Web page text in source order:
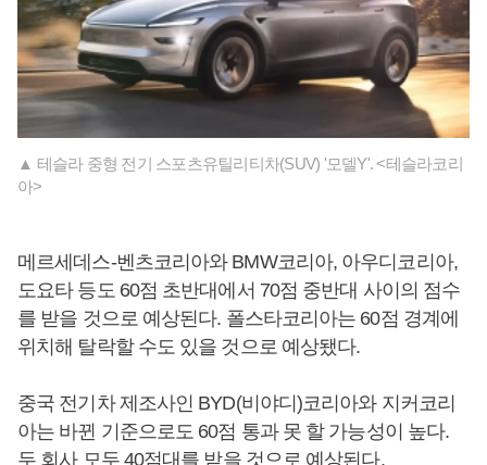
▲ 테슬라 중형 전기 스포츠유틸리티차(SUV) '모델Y'. <테슬라코리
아>
메르세데스-벤츠코리아와 BMW코리아, 아우디코리아,
도요타 등도 60점 초반대에서 70점 중반대 사이의 점수
를 받을 것으로 예상된다. 폴스타코리아는 60점 경계에
위치해 탈락할 수도 있을 것으로 예상됐다.
중국 전기차 제조사인 BYD(비야디)코리아와 지커코리
아는 바뀐 기준으로도 60점 통과 못 할 가능성이 높다.
두 회사 모두 40점대를 받을 것으로 예상된다.